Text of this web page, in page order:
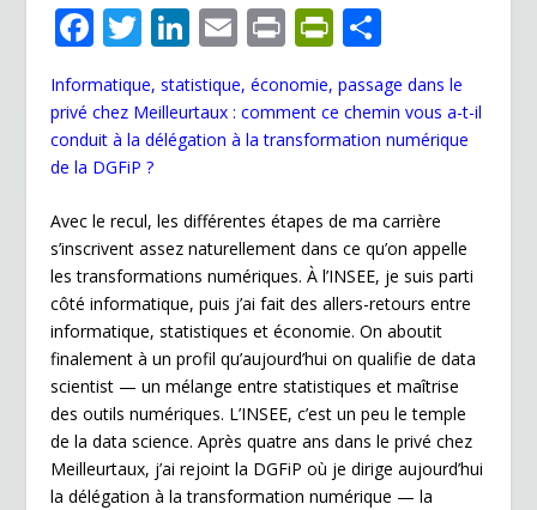
F
ac
e
b
o
o
k
T
w
itt
er
Li
n
k
e
n
E
m
ai
l
Pr
in
t
Pr
tF
ri
n
dl
y
ar
ta
g
Informatique, statistique, économie, passage dans le
privé chez Meilleurtaux : comment ce chemin vous a-t-il
conduit à la délégation à la transformation numérique
de la DGFiP ?
Avec le recul, les différentes étapes de ma carrière
s’inscrivent assez naturellement dans ce qu’on appelle
les transformations numériques. À l’INSEE, je suis parti
côté informatique, puis j’ai fait des allers-retours entre
informatique, statistiques et économie. On aboutit
finalement à un profil qu’aujourd’hui on qualifie de data
scientist — un mélange entre statistiques et maîtrise
des outils numériques. L’INSEE, c’est un peu le temple
de la data science. Après quatre ans dans le privé chez
Meilleurtaux, j’ai rejoint la DGFiP où je dirige aujourd’hui
la délégation à la transformation numérique — la